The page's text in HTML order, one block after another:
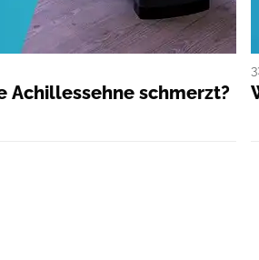
Achillessehne schmerzt?